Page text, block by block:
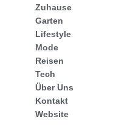
Zuhause
Garten
Lifestyle
Mode
Reisen
Tech
Über Uns
Kontakt
Website